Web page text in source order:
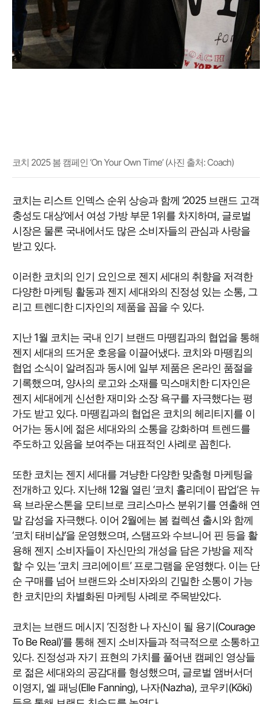
코치 2025 봄 캠페인 ‘On Your Own Time’ (사진 출처: Coach)
코치는 리스트 인덱스 순위 상승과 함께 ‘2025 브랜드 고객
충성도 대상’에서 여성 가방 부문 1위를 차지하며, 글로벌
시장은 물론 국내에서도 많은 소비자들의 관심과 사랑을
받고 있다.
이러한 코치의 인기 요인으로 젠지 세대의 취향을 저격한
다양한 마케팅 활동과 젠지 세대와의 진정성 있는 소통, 그
리고 트렌디한 디자인의 제품을 꼽을 수 있다.
지난 1월 코치는 국내 인기 브랜드 마뗑킴과의 협업을 통해
젠지 세대의 뜨거운 호응을 이끌어냈다. 코치와 마뗑킴의
협업 소식이 알려짐과 동시에 일부 제품은 온라인 품절을
기록했으며, 양사의 로고와 소재를 믹스매치한 디자인은
젠지 세대에게 신선한 재미와 소장 욕구를 자극했다는 평
가도 받고 있다. 마뗑킴과의 협업은 코치의 헤리티지를 이
어가는 동시에 젊은 세대와의 소통을 강화하며 트렌드를
주도하고 있음을 보여주는 대표적인 사례로 꼽힌다.
또한 코치는 젠지 세대를 겨냥한 다양한 맞춤형 마케팅을
전개하고 있다. 지난해 12월 열린 ‘코치 홀리데이 팝업’은 뉴
욕 브라운스톤을 모티브로 크리스마스 분위기를 연출해 연
말 감성을 자극했다. 이어 2월에는 봄 컬렉션 출시와 함께
‘코치 태비샵’을 운영했으며, 스탬프와 수브니어 핀 등을 활
용해 젠지 소비자들이 자신만의 개성을 담은 가방을 제작
할 수 있는 ‘코치 크리에이트’ 프로그램을 운영했다. 이는 단
순 구매를 넘어 브랜드와 소비자와의 긴밀한 소통이 가능
한 코치만의 차별화된 마케팅 사례로 주목받았다.
코치는 브랜드 메시지 ‘진정한 나 자신이 될 용기(Courage
To Be Real)’를 통해 젠지 소비자들과 적극적으로 소통하고
있다. 진정성과 자기 표현의 가치를 풀어낸 캠페인 영상들
로 젊은 세대와의 공감대를 형성했으며, 글로벌 앰버서더
이영지, 엘 패닝(Elle Fanning), 나자(Nazha), 코우키(Kōki)